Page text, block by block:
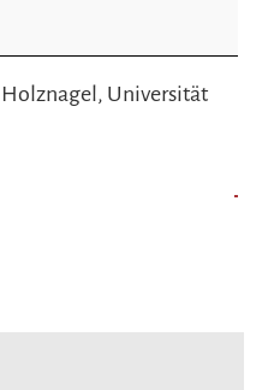
Holznagel, Universität